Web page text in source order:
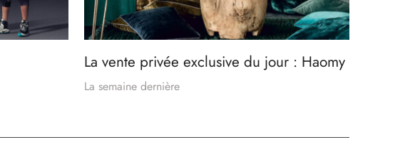
La vente privée exclusive du jour : Haomy
La semaine dernière